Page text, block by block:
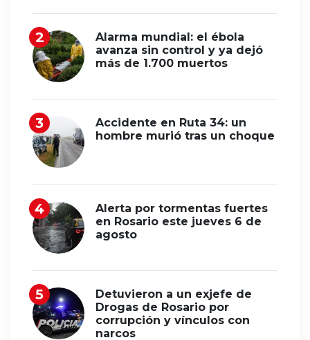
Alarma mundial: el ébola
avanza sin control y ya dejó
más de 1.700 muertos
Accidente en Ruta 34: un
hombre murió tras un choque
Alerta por tormentas fuertes
en Rosario este jueves 6 de
agosto
Detuvieron a un exjefe de
Drogas de Rosario por
corrupción y vínculos con
narcos